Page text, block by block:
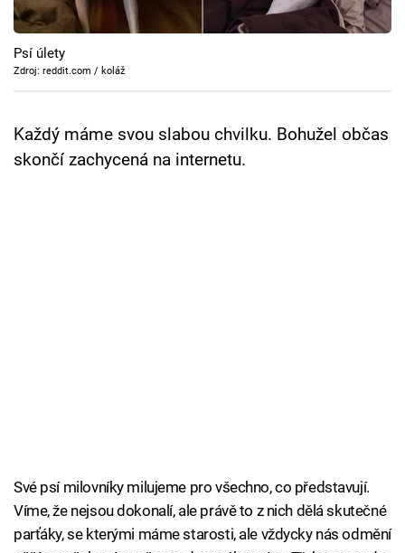
Cool Esport
Pořady
Sledujte prima+
Psí úlety
Zdroj: reddit.com / koláž
Každý máme svou slabou chvilku. Bohužel občas
skončí zachycená na internetu.
Své psí milovníky milujeme pro všechno, co představují.
Víme, že nejsou dokonalí, ale právě to z nich dělá skutečné
parťáky, se kterými máme starosti, ale vždycky nás odmění